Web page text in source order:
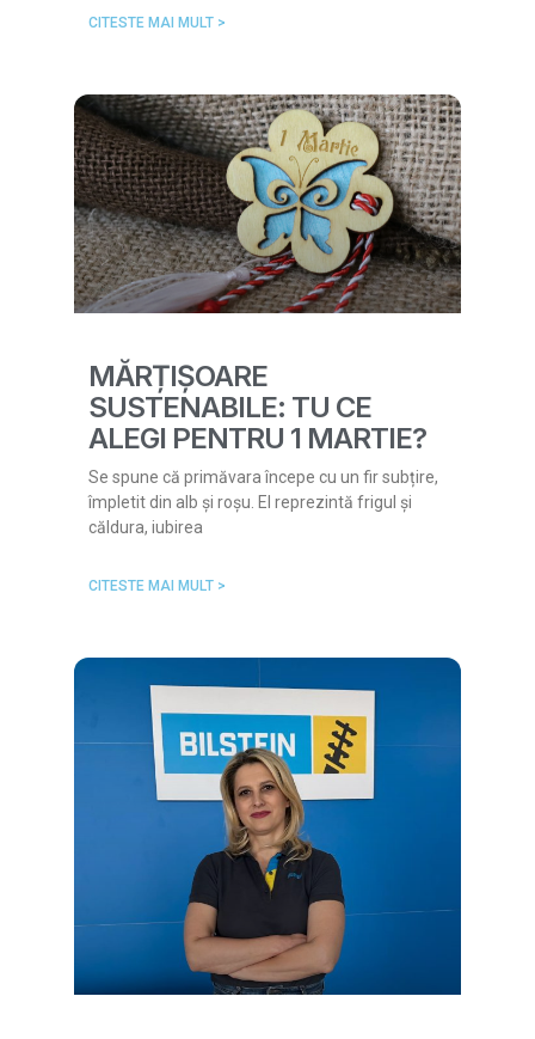
CITESTE MAI MULT >
MĂRȚIȘOARE
SUSTENABILE: TU CE
ALEGI PENTRU 1 MARTIE?
Se spune că primăvara începe cu un fir subțire,
împletit din alb și roșu. El reprezintă frigul și
căldura, iubirea
CITESTE MAI MULT >